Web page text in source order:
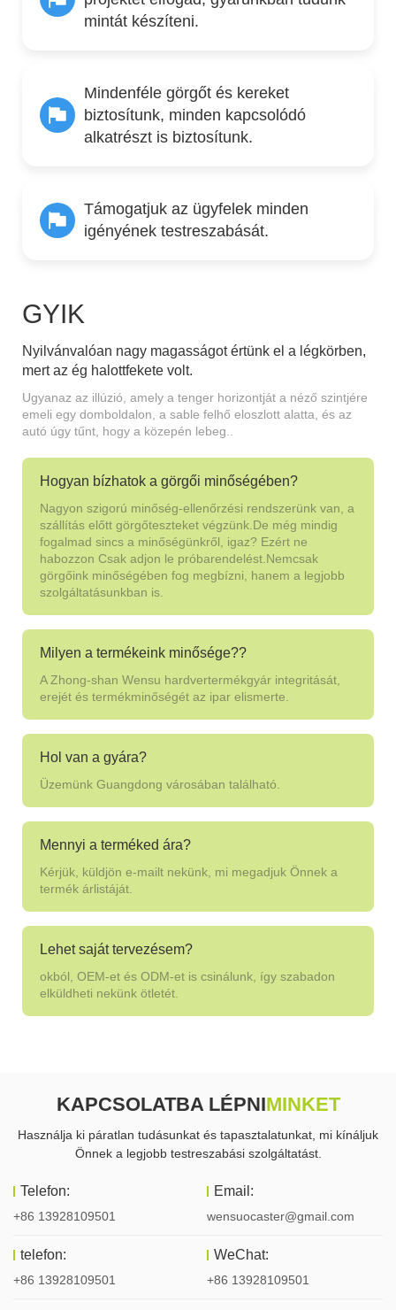
mintát készíteni.
Mindenféle görgőt és kereket
biztosítunk, minden kapcsolódó
alkatrészt is biztosítunk.
Támogatjuk az ügyfelek minden
igényének testreszabását.
GYIK
Nyilvánvalóan nagy magasságot értünk el a légkörben,
mert az ég halottfekete volt.
Ugyanaz az illúzió, amely a tenger horizontját a néző szintjére
emeli egy domboldalon, a sable felhő eloszlott alatta, és az
autó úgy tűnt, hogy a közepén lebeg..
Hogyan bízhatok a görgői minőségében?
Nagyon szigorú minőség-ellenőrzési rendszerünk van, a
szállítás előtt görgőteszteket végzünk.De még mindig
fogalmad sincs a minőségünkről, igaz? Ezért ne
habozzon Csak adjon le próbarendelést.Nemcsak
görgőink minőségében fog megbízni, hanem a legjobb
szolgáltatásunkban is.
Milyen a termékeink minősége??
A Zhong-shan Wensu hardvertermékgyár integritását,
erejét és termékminőségét az ipar elismerte.
Hol van a gyára?
Üzemünk Guangdong városában található.
Mennyi a terméked ára?
Kérjük, küldjön e-mailt nekünk, mi megadjuk Önnek a
termék árlistáját.
Lehet saját tervezésem?
okból, OEM-et és ODM-et is csinálunk, így szabadon
elküldheti nekünk ötletét.
KAPCSOLATBA LÉPNIMINKET
Használja ki páratlan tudásunkat és tapasztalatunkat, mi kínáljuk
Önnek a legjobb testreszabási szolgáltatást.
Telefon:
+86 13928109501
Email:
wensuocaster@gmail.com
telefon:
+86 13928109501
WeChat:
+86 13928109501